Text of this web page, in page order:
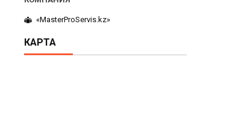
«MasterProServis.kz»
КАРТА